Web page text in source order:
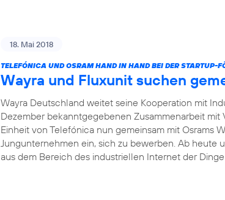
18. Mai 2018
TELEFÓNICA UND OSRAM HAND IN HAND BEI DER STARTUP-
Wayra und Fluxunit suchen
Wayra Deutschland weitet seine Kooperation mit
Dezember bekanntgegebenen Zusammenarbeit mit
Einheit von Telefónica nun gemeinsam mit Osrams
Jungunternehmen ein, sich zu bewerben. Ab heute
aus dem Bereich des industriellen Internet der